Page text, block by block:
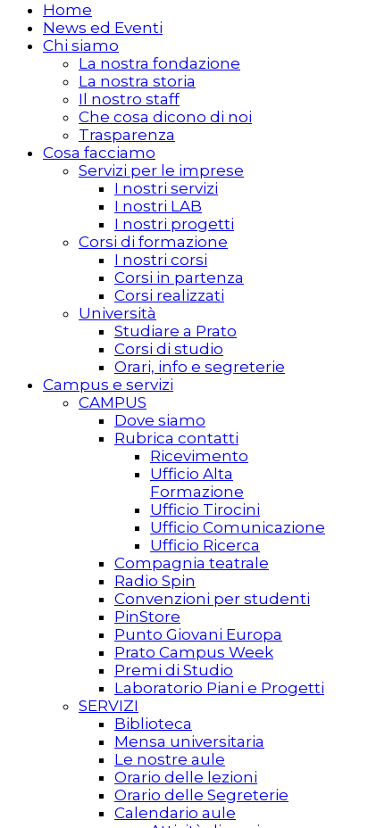
Home
News ed Eventi
Chi siamo
La nostra fondazione
La nostra storia
Il nostro staff
Che cosa dicono di noi
Trasparenza
Cosa facciamo
Servizi per le imprese
I nostri servizi
I nostri LAB
I nostri progetti
Corsi di formazione
I nostri corsi
Corsi in partenza
Corsi realizzati
Università
Studiare a Prato
Corsi di studio
Orari, info e segreterie
Campus e servizi
CAMPUS
Dove siamo
Rubrica contatti
Ricevimento
Ufficio Alta
Formazione
Ufficio Tirocini
Ufficio Comunicazione
Ufficio Ricerca
Compagnia teatrale
Radio Spin
Convenzioni per studenti
PinStore
Punto Giovani Europa
Prato Campus Week
Premi di Studio
Laboratorio Piani e Progetti
SERVIZI
Biblioteca
Mensa universitaria
Le nostre aule
Orario delle lezioni
Orario delle Segreterie
Calendario aule